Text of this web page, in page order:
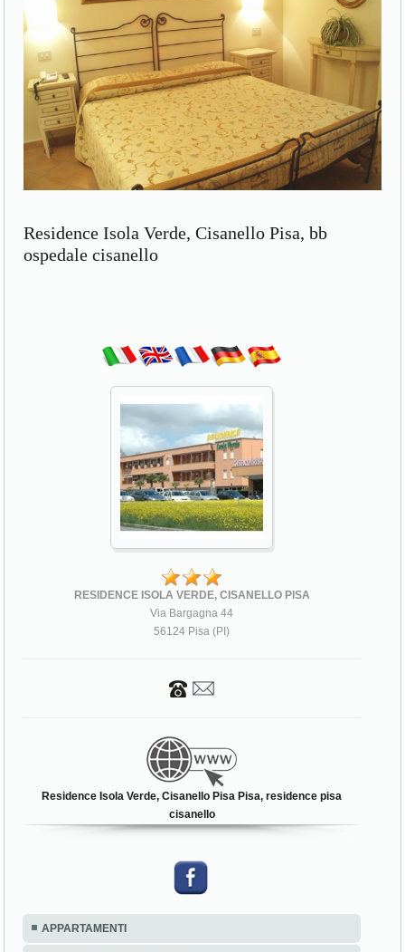
Residence Isola Verde, Cisanello Pisa, bb
ospedale cisanello
RESIDENCE ISOLA VERDE, CISANELLO PISA
Via Bargagna 44
56124 Pisa (PI)
Residence Isola Verde, Cisanello Pisa Pisa, residence pisa
cisanello
APPARTAMENTI